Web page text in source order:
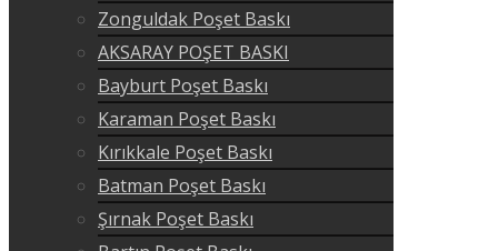
Zonguldak Poşet Baskı
AKSARAY POŞET BASKI
Bayburt Poşet Baskı
Karaman Poşet Baskı
Kırıkkale Poşet Baskı
Batman Poşet Baskı
Şırnak Poşet Baskı